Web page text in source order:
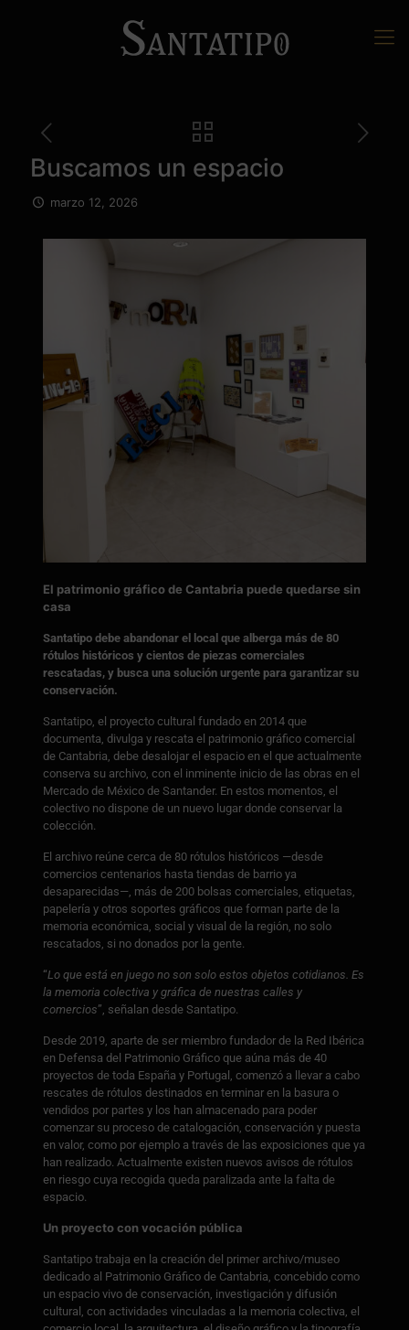
Buscamos un espacio
marzo 12, 2026
El patrimonio gráfico de Cantabria puede quedarse sin
casa
Santatipo debe abandonar el local que alberga más de 80
rótulos históricos y cientos de piezas comerciales
rescatadas, y busca una solución urgente para garantizar su
conservación.
Santatipo, el proyecto cultural fundado en 2014 que
documenta, divulga y rescata el patrimonio gráfico comercial
de Cantabria, debe desalojar el espacio en el que actualmente
conserva su archivo, con el inminente inicio de las obras en el
Mercado de México de Santander. En estos momentos, el
colectivo no dispone de un nuevo lugar donde conservar la
colección.
El archivo reúne cerca de 80 rótulos históricos —desde
comercios centenarios hasta tiendas de barrio ya
desaparecidas—, más de 200 bolsas comerciales, etiquetas,
papelería y otros soportes gráficos que forman parte de la
memoria económica, social y visual de la región, no solo
rescatados, si no donados por la gente.
“Lo que está en juego no son solo estos objetos cotidianos. Es
la memoria colectiva y gráfica de nuestras calles y
comercios”, señalan desde Santatipo.
Desde 2019, aparte de ser miembro fundador de la Red Ibérica
en Defensa del Patrimonio Gráfico que aúna más de 40
proyectos de toda España y Portugal, comenzó a llevar a cabo
rescates de rótulos destinados en terminar en la basura o
vendidos por partes y los han almacenado para poder
comenzar su proceso de catalogación, conservación y puesta
en valor, como por ejemplo a través de las exposiciones que ya
han realizado. Actualmente existen nuevos avisos de rótulos
en riesgo cuya recogida queda paralizada ante la falta de
espacio.
Un proyecto con vocación pública
Santatipo trabaja en la creación del primer archivo/museo
dedicado al Patrimonio Gráfico de Cantabria, concebido como
un espacio vivo de conservación, investigación y difusión
cultural, con actividades vinculadas a la memoria colectiva, el